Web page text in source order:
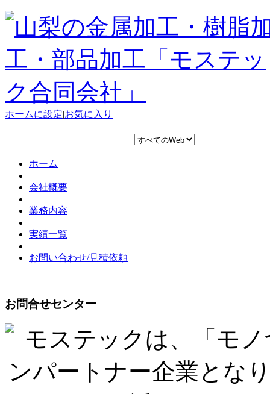
ホームに設定|お気に入り
ホーム
会社概要
業務内容
実績一覧
お問い合わせ/見積依頼
お問合せセンター